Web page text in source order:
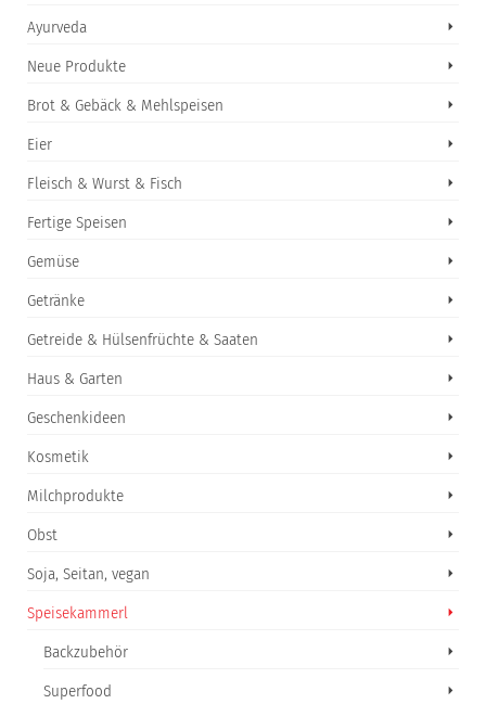
Ayurveda
Neue Produkte
Brot & Gebäck & Mehlspeisen
Eier
Fleisch & Wurst & Fisch
Fertige Speisen
Gemüse
Getränke
Getreide & Hülsenfrüchte & Saaten
Haus & Garten
Geschenkideen
Kosmetik
Milchprodukte
Obst
Soja, Seitan, vegan
Speisekammerl
Backzubehör
Superfood